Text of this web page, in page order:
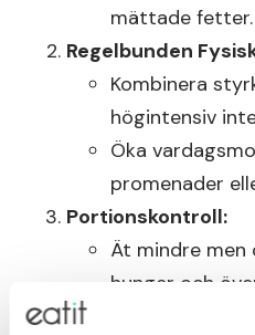
mättade fetter.
Regelbunden
Kombinera
högintensiv
Öka
promenader
Portionskontroll:
Ät mindre
hunger och
Använd